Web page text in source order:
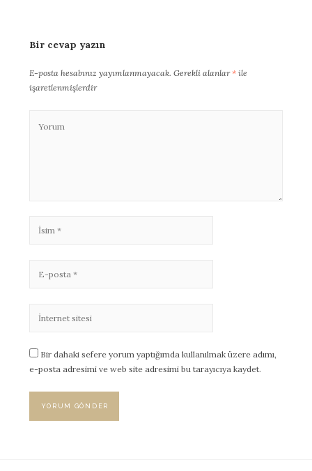
Bir cevap yazın
E-posta hesabınız yayımlanmayacak. Gerekli alanlar* ile
işaretlenmişlerdir
Bir dahaki sefere yorum yaptığımda kullanılmak üzere adımı,
e-posta adresimi ve web site adresimi bu tarayıcıya kaydet.